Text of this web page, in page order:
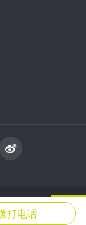
版权所有沪ICP
TOP
打电话